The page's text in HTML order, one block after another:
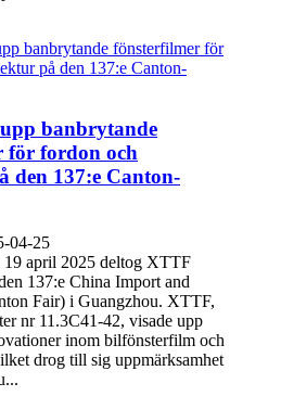
banbrytande
för fordon och
den 137:e Canton-
04-25
april 2025 deltog XTTF
137:e China Import and
Fair) i Guangzhou. XTTF,
nr 11.3C41-42, visade upp
inom bilfönsterfilm och
drog till sig uppmärksamhet